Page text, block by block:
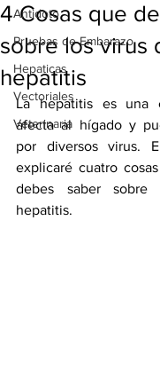
Antidoto
Pruebas de Embarazo
Hepaticas
Vectoriales
Veterinaria
4 Cosas que
sobre los virus
hepatitis
La hepatitis es una
afecta al hígado y
por diversos virus.
explicaré cuatro
debes saber
hepatitis.